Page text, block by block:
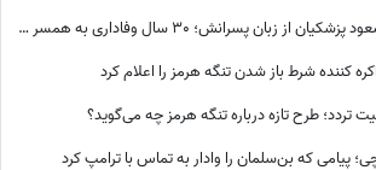
دلیل ازدواج نکردن مسعود پزشکیان از زبان پسرانش؛ 30 سال وفاداری به همسر کار هر مردی نیست...
کننده شرط باز شدن تنگه هرمز را اعلام کرد
تردد؛ طرح تازه درباره تنگه هرمز چه می‌گوید؟
پیامی که بن‌سلمان را وادار به تماس با ترامپ کرد